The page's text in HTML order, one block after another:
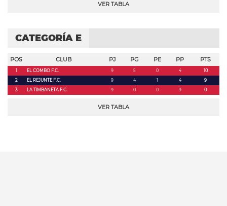
VER TABLA
CATEGORÍA E
POS CLUB PJ PG PE PP PTS
1 EL COMBO F.C. 9 5 0 4
10
2
EL REJUNTE F.C. 9 4 1 4
9
3
LA TIMBANETA F.C. 9 0 0 9 0
VER TABLA